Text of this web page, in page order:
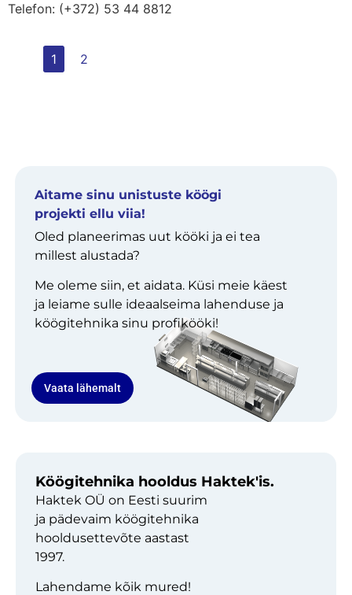
Telefon: (+372) 53 44 8812
1 2
Aitame sinu unistuste köögi
projekti ellu viia!
Oled planeerimas uut kööki ja ei tea
millest alustada?
Me oleme siin, et aidata. Küsi meie käest
ja leiame sulle ideaalseima lahenduse ja
köögitehnika sinu profikööki!
Vaata lähemalt
Köögitehnika hooldus Haktek'is.
Haktek OÜ on Eesti suurim
ja pädevaim köögitehnika
hooldusettevõte aastast
1997.
Lahendame kõik mured!